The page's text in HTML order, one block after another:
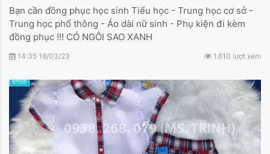
Bạn cần đồng phục học sinh Tiểu học - Trung học cơ sở -
Trung học phổ thông - Áo dài nữ sinh - Phụ kiện đi kèm
đồng phục !!! CÓ NGÔI SAO XANH
14:35 18/03/23 1.610 lượt xem